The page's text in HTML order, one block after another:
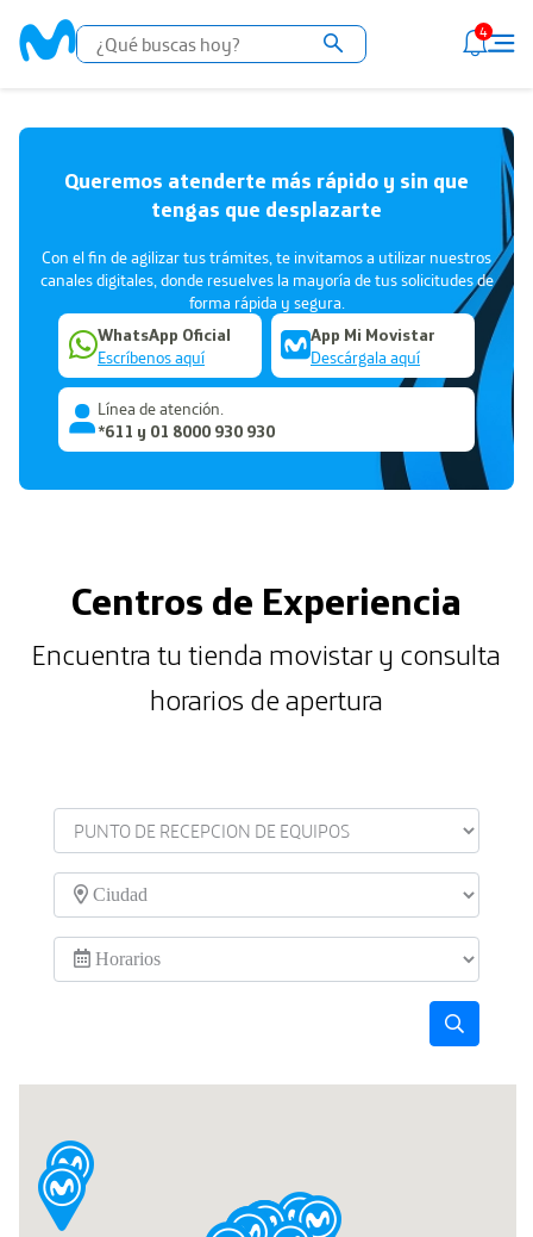
4
Queremos atenderte más rápido y sin que
tengas que desplazarte
Con el fin de agilizar tus trámites, te invitamos a utilizar nuestros
canales digitales, donde resuelves la mayoría de tus solicitudes de
forma rápida y segura.
WhatsApp Oficial
Escríbenos aquí
App Mi Movistar
Descárgala aquí
Línea de atención.
*611 y 01 8000 930 930
Centros de Experiencia
Encuentra tu tienda movistar y consulta
horarios de apertura